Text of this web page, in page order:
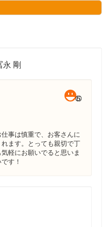
永 剛
事は慎重で、お客さんに
ます。とっても親切で丁
軽にお願いでると思いま
す！